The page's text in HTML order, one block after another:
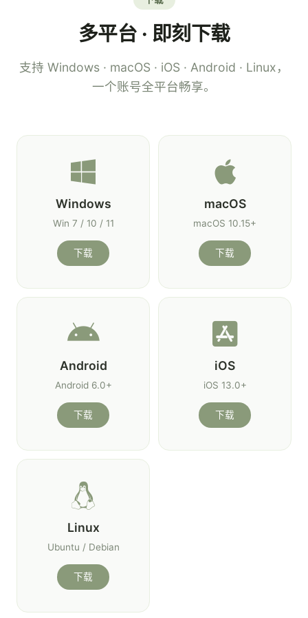
多平台 · 即刻下载
支持 Windows · macOS · iOS · Android · Linux，
一个账号全平台畅享。
Windows
Win 7 / 10 / 11
下载
macOS
macOS 10.15+
下载
Android
Android 6.0+
下载
iOS
iOS 13.0+
下载
Linux
Ubuntu / Debian
下载